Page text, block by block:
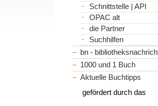
Schnittstelle | API
OPAC alt
die Partner
Suchhilfen
bn -
1000 und 1 Buch
Aktuelle Buchtipps
gefördert durch das